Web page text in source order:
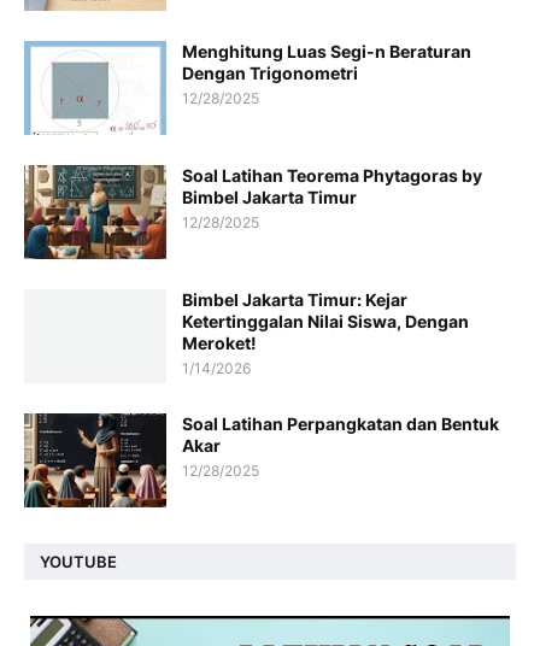
Menghitung Luas Segi-n Beraturan
Dengan Trigonometri
12/28/2025
Soal Latihan Teorema Phytagoras by
Bimbel Jakarta Timur
12/28/2025
Bimbel Jakarta Timur: Kejar
Ketertinggalan Nilai Siswa, Dengan
Meroket!
1/14/2026
Soal Latihan Perpangkatan dan Bentuk
Akar
12/28/2025
YOUTUBE